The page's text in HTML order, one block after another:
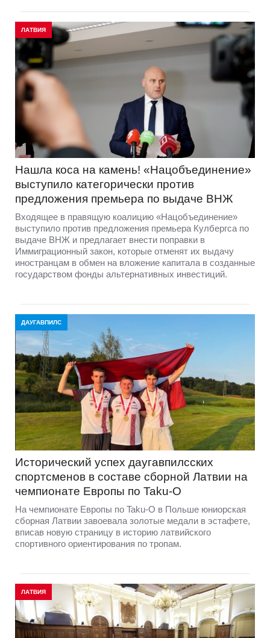
ЛАТВИЯ
Нашла коса на камень! «Нацобъединение»
выступило категорически против
предложения премьера по выдаче ВНЖ
Входящее в правящую коалицию «Нацобъединение»
выступило против предложения премьера Кулбергса по
выдаче ВНЖ и предлагает внести поправки в
Иммиграционный закон, которые отменят их выдачу
иностранцам в обмен на вложение капитала в созданные
государством фонды альтернативных инвестиций.
ДАУГАВПИЛС
Исторический успех даугавпилсских
спортсменов в составе сборной Латвии на
чемпионате Европы по Taku-O
На чемпионате Европы по Taku-O в Польше юниорская
сборная Латвии завоевала золотые медали в эстафете,
вписав новую страницу в историю латвийского
спортивного ориентирования по тропам.
ЛАТВИЯ